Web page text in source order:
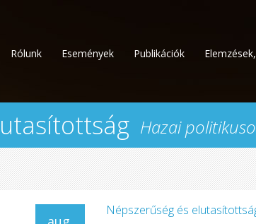
Publikációk
Események
Rólunk
Hazai
Népszerűség és